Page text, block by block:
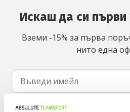
Искаш да си първи
Вземи -15% за първа
нито една